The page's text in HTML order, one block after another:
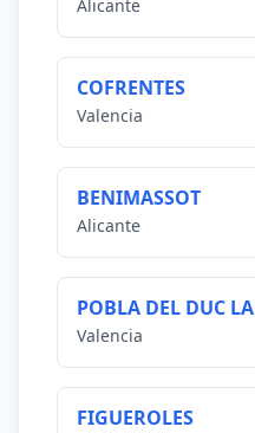
Alicante
COFRENTES
Valencia
BENIMASSOT
Alicante
POBLA DEL DUC LA
Valencia
FIGUEROLES